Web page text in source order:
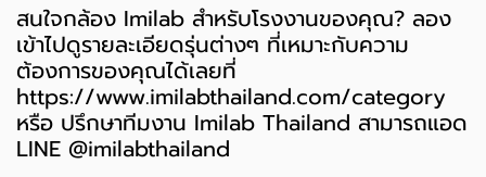
สนใจกล้อง Imilab สำหรับโรงงานของคุณ? ลอง
เข้าไปดูรายละเอียดรุ่นต่างๆ ที่เหมาะกับความ
ต้องการของคุณได้เลยที่
https://www.imilabthailand.com/category
หรือ ปรึกษาทีมงาน Imilab Thailand สามารถแอด
LINE @imilabthailand